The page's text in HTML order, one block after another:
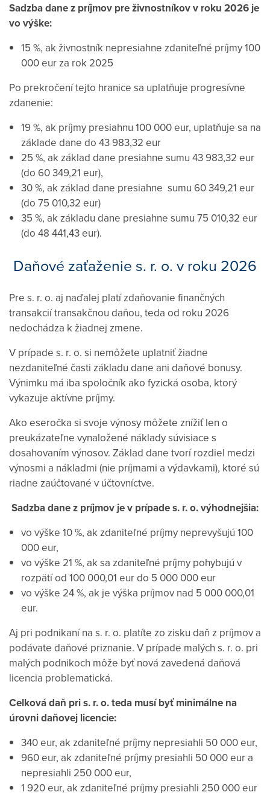
Sadzba dane z príjmov pre živnostníkov v roku 2026 je
vo výške:
15 %, ak živnostník nepresiahne zdaniteľné príjmy 100
000 eur za rok 2025
Po prekročení tejto hranice sa uplatňuje progresívne
zdanenie:
19 %, ak príjmy presiahnu 100 000 eur, uplatňuje sa na
základe dane do 43 983,32 eur
25 %, ak základ dane presiahne sumu 43 983,32 eur
(do 60 349,21 eur),
30 %, ak základ dane presiahne sumu 60 349,21 eur
(do 75 010,32 eur)
35 %, ak základu dane presiahne sumu 75 010,32 eur
(do 48 441,43 eur).
Daňové zaťaženie s. r. o. v roku 2026
Pre s. r. o. aj naďalej platí zdaňovanie finančných
transakcií transakčnou daňou, teda od roku 2026
nedochádza k žiadnej zmene.
V prípade s. r. o. si nemôžete uplatniť žiadne
nezdaniteľné časti základu dane ani daňové bonusy.
Výnimku má iba spoločník ako fyzická osoba, ktorý
vykazuje aktívne príjmy.
Ako eseročka si svoje výnosy môžete znížiť len o
preukázateľne vynaložené náklady súvisiace s
dosahovaním výnosov. Základ dane tvorí rozdiel medzi
výnosmi a nákladmi (nie príjmami a výdavkami), ktoré sú
riadne zaúčtované v účtovníctve.
Sadzba dane z príjmov je v prípade s. r. o. výhodnejšia:
vo výške 10 %, ak zdaniteľné príjmy neprevyšujú 100
000 eur,
vo výške 21 %, ak sa zdaniteľné príjmy pohybujú v
rozpätí od 100 000,01 eur do 5 000 000 eur
vo výške 24 %, ak je výška príjmov nad 5 000 000,01
eur.
Aj pri podnikaní na s. r. o. platíte zo zisku daň z príjmov a
podávate daňové priznanie. V prípade malých s. r. o. pri
malých podnikoch môže byť nová zavedená daňová
licencia problematická.
Celková daň pri s. r. o. teda musí byť minimálne na
úrovni daňovej licencie:
340 eur, ak zdaniteľné príjmy nepresiahli 50 000 eur,
960 eur, ak zdaniteľné príjmy presiahli 50 000 eur a
nepresiahli 250 000 eur,
1 920 eur, ak zdaniteľné príjmy presiahli 250 000 eur